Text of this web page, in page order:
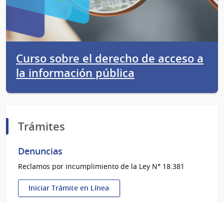
Curso sobre el derecho de acceso a
la información pública
Trámites
Denuncias
Reclamos por incumplimiento de la Ley N° 18.381
Iniciar Trámite en Línea
: